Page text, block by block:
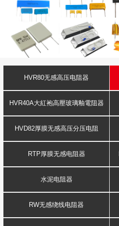
HVR80无感高压电阻器
HVR40A大紅袍高壓玻璃釉電阻器
HVD82厚膜无感高压分压电阻
RTP厚膜无感电阻器
水泥电阻器
RW无感绕线电阻器